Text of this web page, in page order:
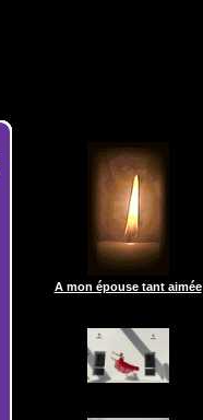
A mon épouse tant aimée